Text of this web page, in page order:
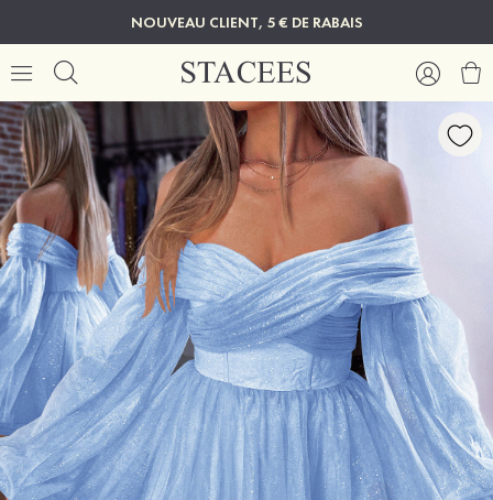
NOUVEAU CLIENT, 5 € DE RABAIS